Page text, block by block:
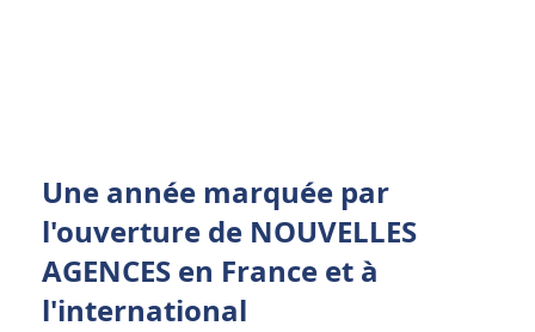
Une année marquée par
l'ouverture de NOUVELLES
AGENCES en France et à
l'international